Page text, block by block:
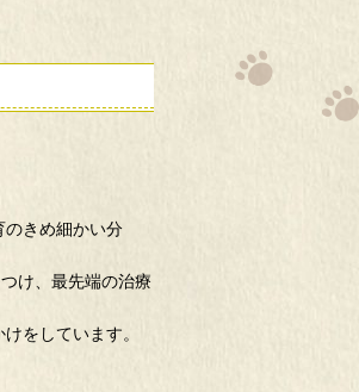
きめ細かい分
け、最先端の治療
をしています。